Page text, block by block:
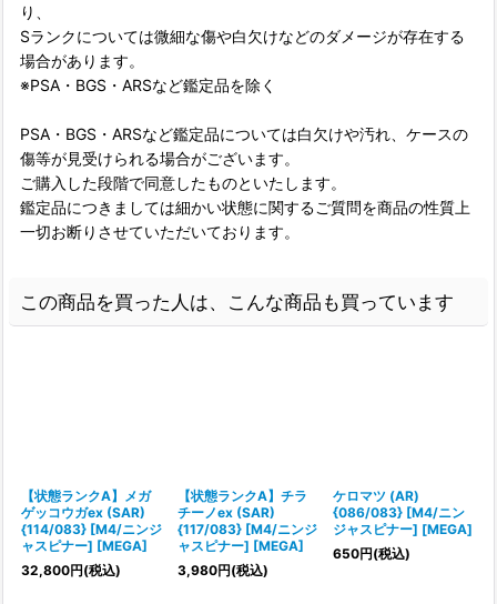
り、
Sランクについては微細な傷や白欠けなどのダメージが存在する
場合があります。
※PSA・BGS・ARSなど鑑定品を除く
PSA・BGS・ARSなど鑑定品については白欠けや汚れ、ケースの
傷等が見受けられる場合がございます。
ご購入した段階で同意したものといたします。
鑑定品につきましては細かい状態に関するご質問を商品の性質上
一切お断りさせていただいております。
この商品を買った人は、こんな商品も買っています
【状態ランクA】メガ
ゲッコウガex (SAR)
{114/083} [M4/ニンジ
ャスピナー] [MEGA]
32,800円(税込)
【状態ランクA】チラ
チーノex (SAR)
{117/083} [M4/ニンジ
ャスピナー] [MEGA]
3,980円(税込)
ケロマツ (AR)
{086/083} [M4/ニン
ジャスピナー] [MEGA]
650円(税込)